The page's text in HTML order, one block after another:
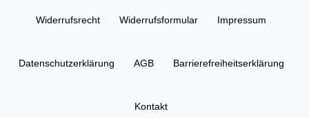
Widerrufs­recht Widerrufs­formular Impressum
Daten­schutz­erklärung AGB Barrierefreiheitserklärung
Kontakt